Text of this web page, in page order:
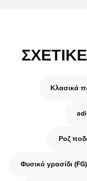
Κλασικά
Ροζ
Φυσικό γρασίδι (FG)